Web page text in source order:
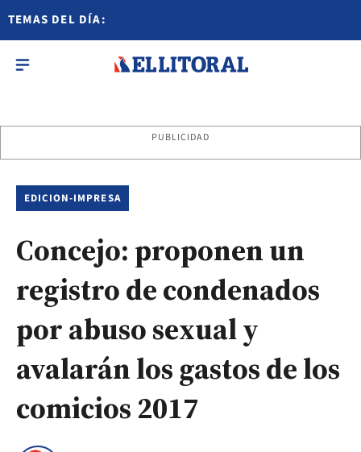
TEMAS DEL DÍA:
PUBLICIDAD
EDICION-IMPRESA
Concejo: proponen un
registro de condenados
por abuso sexual y
avalarán los gastos de los
comicios 2017